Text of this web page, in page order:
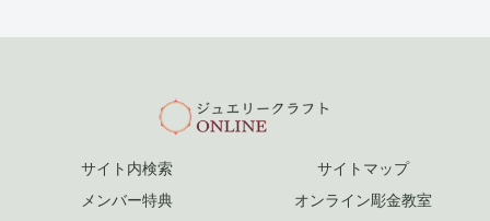
サイト内検索
サイトマップ
メンバー特典
オンライン彫金教室